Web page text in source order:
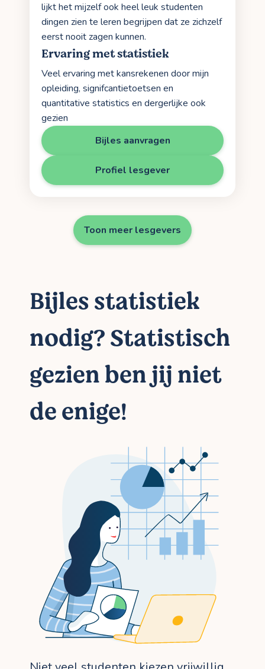
lijkt het mijzelf ook heel leuk studenten
dingen zien te leren begrijpen dat ze zichzelf
eerst nooit zagen kunnen.
Ervaring met statistiek
Veel ervaring met kansrekenen door mijn
opleiding, signifcantietoetsen en
quantitative statistics en dergerlijke ook
gezien
Bijles aanvragen
Profiel lesgever
Toon meer lesgevers
Bijles statistiek
nodig? Statistisch
gezien ben jij niet
de enige!